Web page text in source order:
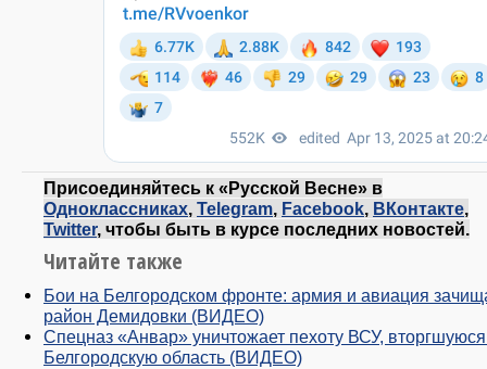
Присоединяйтесь к «Русской Весне» в
Одноклассниках, Telegram, Facebook, ВКонтакте,
Twitter, чтобы быть в курсе последних новостей.
Читайте также
Бои на Белгородском фронте: армия и авиация
район Демидовки (ВИДЕО)
Спецназ «Анвар» уничтожает пехоту ВСУ,
Белгородскую область (ВИДЕО)